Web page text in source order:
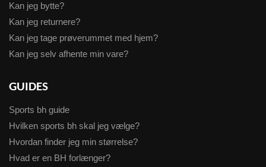
Kan jeg bytte?
Kan jeg returnere?
Kan jeg tage prøverummet med hjem?
Kan jeg selv afhente min vare?
GUIDES
Sports bh guide
Hvilken sports bh skal jeg vælge?
Hvordan finder jeg min størrelse?
Hvad er en BH forlænger?